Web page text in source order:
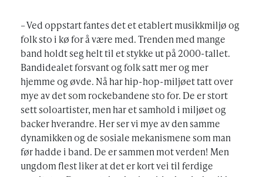
– Ved oppstart fantes det et etablert musikkmiljø og
folk sto i kø for å være med. Trenden med mange
band holdt seg helt til et stykke ut på 2000-tallet.
Bandidealet forsvant og folk satt mer og mer
hjemme og øvde. Nå har hip-hop-miljøet tatt over
mye av det som rockebandene sto for. De er stort
sett soloartister, men har et samhold i miljøet og
backer hverandre. Her ser vi mye av den samme
dynamikken og de sosiale mekanismene som man
før hadde i band. De er sammen mot verden! Men
ungdom flest liker at det er kort vei til ferdige